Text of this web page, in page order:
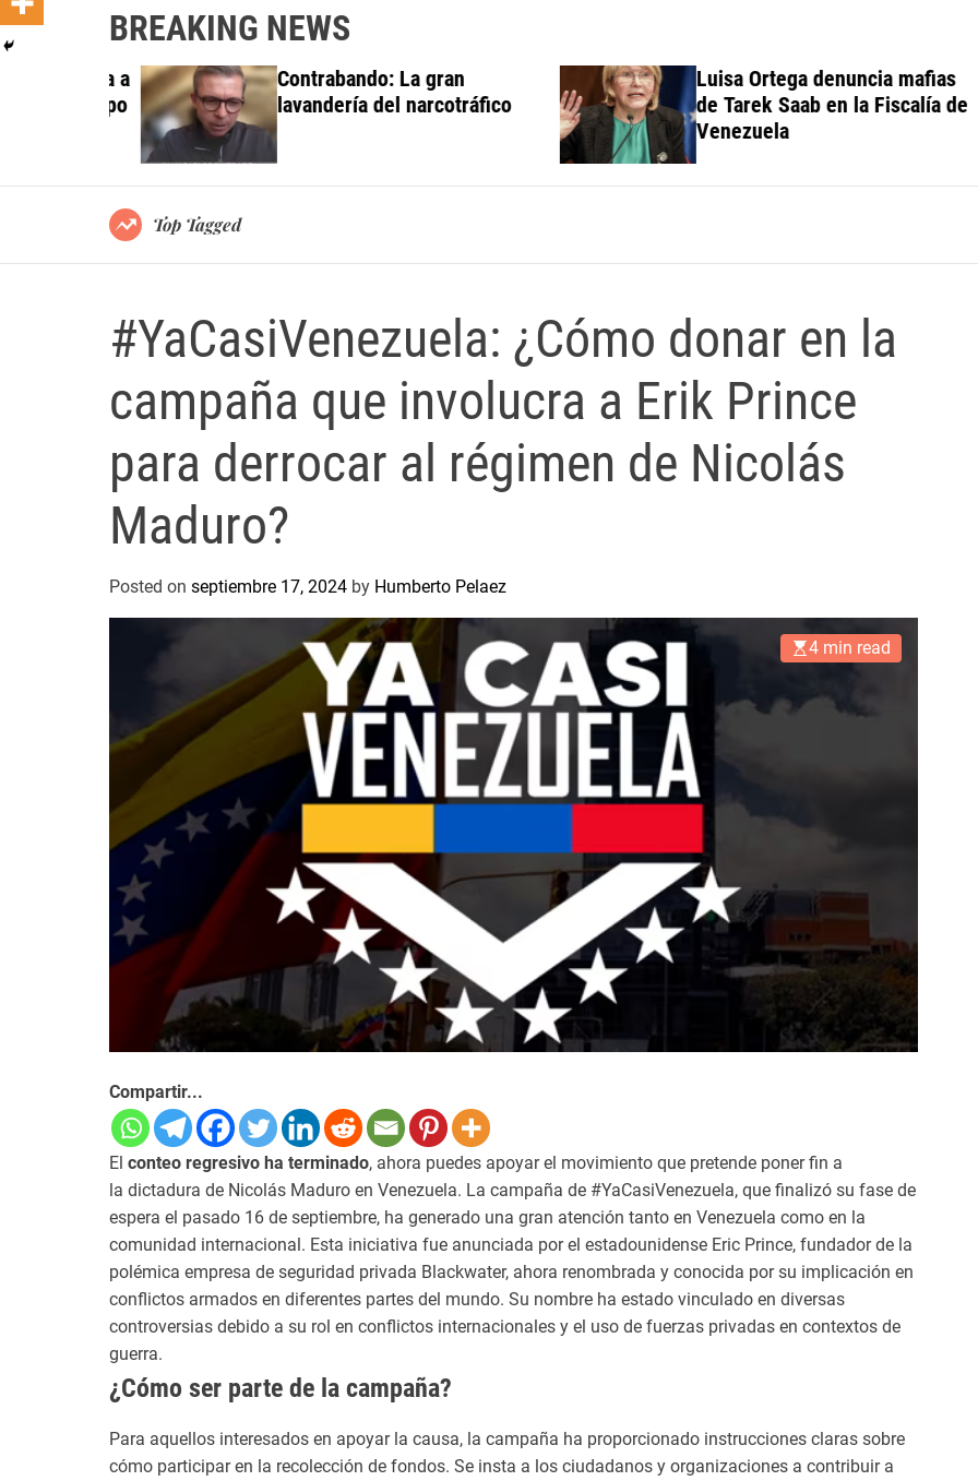
BREAKING NEWS
Contrabando: La gran
lavandería del narcotráfico
Luisa Ortega denuncia mafias
de Tarek Saab en la Fiscalía de
Venezuela
Top Tagged
#YaCasiVenezuela: ¿Cómo donar en la
campaña que involucra a Erik Prince
para derrocar al régimen de Nicolás
Maduro?
Posted on septiembre 17, 2024 by Humberto Pelaez
4 min read
Compartir...
El conteo regresivo ha terminado, ahora puedes apoyar el movimiento que pretende poner fin a
la dictadura de Nicolás Maduro en Venezuela. La campaña de #YaCasiVenezuela, que finalizó su fase de
espera el pasado 16 de septiembre, ha generado una gran atención tanto en Venezuela como en la
comunidad internacional. Esta iniciativa fue anunciada por el estadounidense Eric Prince, fundador de la
polémica empresa de seguridad privada Blackwater, ahora renombrada y conocida por su implicación en
conflictos armados en diferentes partes del mundo. Su nombre ha estado vinculado en diversas
controversias debido a su rol en conflictos internacionales y el uso de fuerzas privadas en contextos de
guerra.
¿Cómo ser parte de la campaña?
Para aquellos interesados en apoyar la causa, la campaña ha proporcionado instrucciones claras sobre
cómo participar en la recolección de fondos. Se insta a los ciudadanos y organizaciones a contribuir a